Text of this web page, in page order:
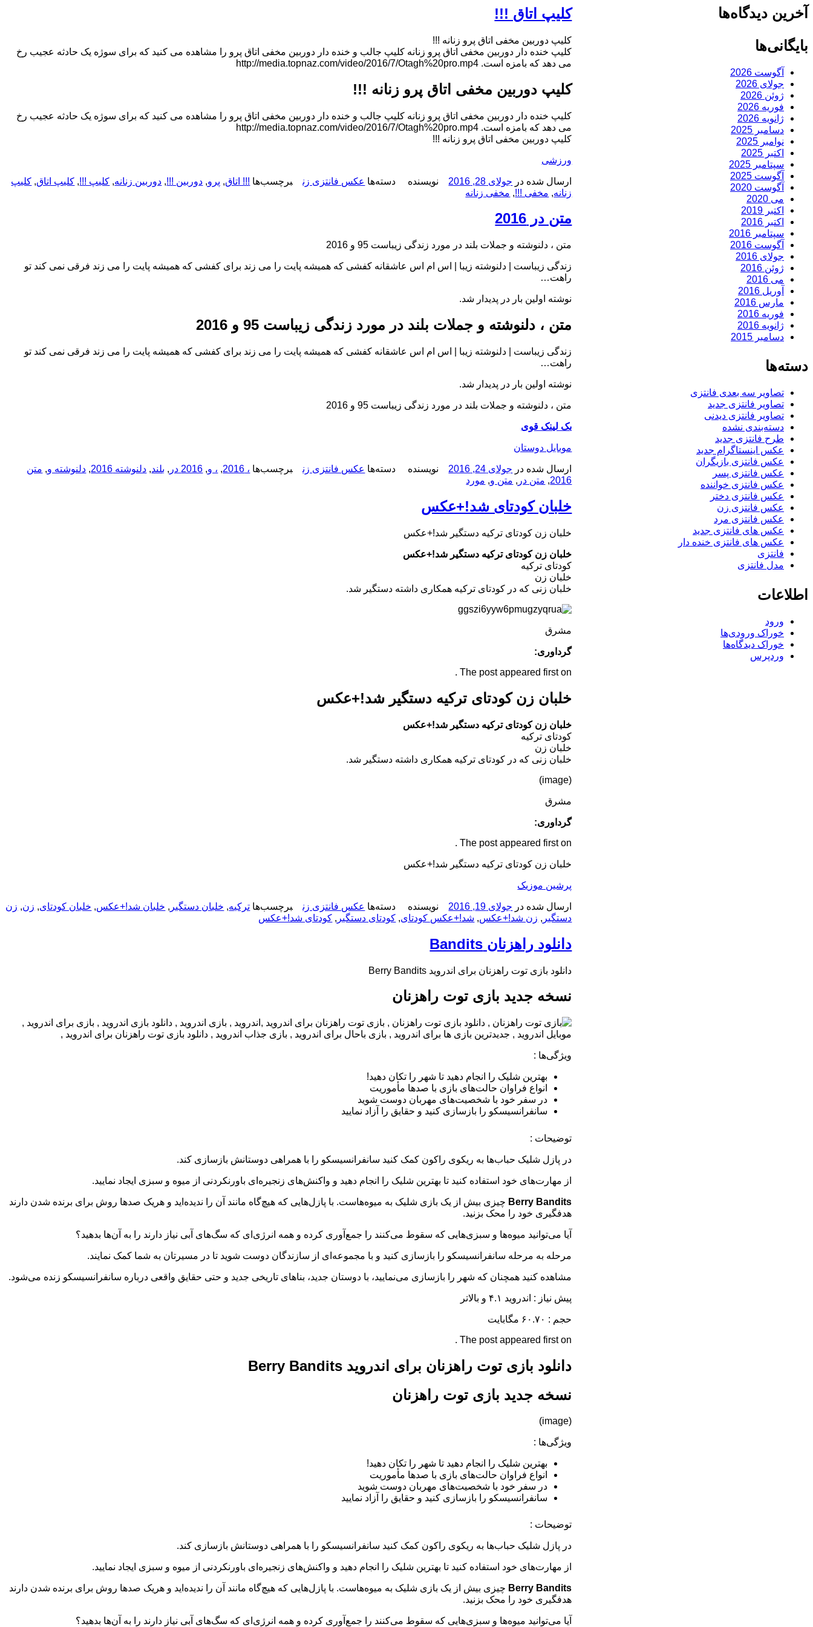
آخرین دیدگاه‌ها
بایگانی‌ها
آگوست 2026
جولای 2026
ژوئن 2026
فوریه 2026
ژانویه 2026
دسامبر 2025
نوامبر 2025
اکتبر 2025
سپتامبر 2025
آگوست 2025
آگوست 2020
می 2020
اکتبر 2019
اکتبر 2016
سپتامبر 2016
آگوست 2016
جولای 2016
ژوئن 2016
می 2016
آوریل 2016
مارس 2016
فوریه 2016
ژانویه 2016
دسامبر 2015
دسته‌ها
تصاویر سه بعدی فانتزی
تصاویر فانتزی جدید
تصاویر فانتزی دیدنی
دسته‌بندی نشده
طرح فانتزی جدید
عکس اینستاگرام جدید
عکس فانتزی بازیگران
عکس فانتزی پسر
عکس فانتزی خواننده
عکس فانتزی دختر
عکس فانتزی زن
عکس فانتزی مرد
عکس های فانتزی جدید
عکس های فانتزی خنده دار
فانتزی
مدل فانتزی
اطلاعات
ورود
خوراک ورودی‌ها
خوراک دیدگاه‌ها
وردپرس
کلیپ اتاق !!!
کلیپ دوربین مخفی اتاق پرو زنانه !!!
کلیپ خنده دار دوربین مخفی اتاق پرو زنانه کلیپ جالب و خنده دار دوربین مخفی اتاق پرو را مشاهده می کنید که برای سوژه یک حادثه عجیب رخ
می دهد که بامزه است. http://media.topnaz.com/video/2016/7/Otagh%20pro.mp4
کلیپ دوربین مخفی اتاق پرو زنانه !!!
کلیپ خنده دار دوربین مخفی اتاق پرو زنانه کلیپ جالب و خنده دار دوربین مخفی اتاق پرو را مشاهده می کنید که برای سوژه یک حادثه عجیب رخ
می دهد که بامزه است. http://media.topnaz.com/video/2016/7/Otagh%20pro.mp4
کلیپ دوربین مخفی اتاق پرو زنانه !!!
ورزشی
ارسال شده در جولای 28, 2016 نویسنده دسته‌ها عکس فانتزی زن برچسب‌ها !!! اتاق, پرو, دوربین !!!, دوربین زنانه, کلیپ !!!, کلیپ اتاق, کلیپ
زنانه, مخفی !!!, مخفی زنانه
متن در 2016
متن ، دلنوشته و جملات بلند در مورد زندگی زیباست 95 و 2016
زندگی زیباست | دلنوشته زیبا | اس ام اس عاشقانه کفشی که همیشه پایت را می زند برای کفشی که همیشه پایت را می زند فرقی نمی کند تو
راهت…
نوشته اولین بار در پدیدار شد.
متن ، دلنوشته و جملات بلند در مورد زندگی زیباست 95 و 2016
زندگی زیباست | دلنوشته زیبا | اس ام اس عاشقانه کفشی که همیشه پایت را می زند برای کفشی که همیشه پایت را می زند فرقی نمی کند تو
راهت…
نوشته اولین بار در پدیدار شد.
متن ، دلنوشته و جملات بلند در مورد زندگی زیباست 95 و 2016
بک لینک قوی
موبایل دوستان
ارسال شده در جولای 24, 2016 نویسنده دسته‌ها عکس فانتزی زن برچسب‌ها ، 2016 , ، و, 2016 در , بلند, دلنوشته 2016 , دلنوشته و, متن
2016
, متن در , متن و, مورد
خلبان کودتای شد!+عکس
خلبان زن کودتای ترکیه دستگیر شد!+عکس
خلبان زن کودتای ترکیه دستگیر شد!+عکس
کودتای ترکیه
خلبان زن
خلبان زنی که در کودتای ترکیه همکاری داشته دستگیر شد.
مشرق
گرداوری:
The post appeared first on .
خلبان زن کودتای ترکیه دستگیر شد!+عکس
خلبان زن کودتای ترکیه دستگیر شد!+عکس
کودتای ترکیه
خلبان زن
خلبان زنی که در کودتای ترکیه همکاری داشته دستگیر شد.
(image)
مشرق
گرداوری:
The post appeared first on .
خلبان زن کودتای ترکیه دستگیر شد!+عکس
پرشین موزیک
ارسال شده در جولای 19, 2016 نویسنده دسته‌ها عکس فانتزی زن برچسب‌ها ترکیه, خلبان دستگیر , خلبان شد!+عکس, خلبان کودتای, زن, زن
دستگیر , زن شد!+عکس, شد!+عکس کودتای, کودتای دستگیر , کودتای شد!+عکس
دانلود راهزنان Bandits
دانلود بازی توت راهزنان برای اندروید Berry Bandits
نسخه جدید بازی توت راهزنان
ویژگی‌ها :
بهترین شلیک را انجام دهید تا شهر را تکان دهید!
انواع فراوان حالت‌های بازی با صدها مأموریت
در سفر خود با شخصیت‌های مهربان دوست شوید
سانفرانسیسکو را بازسازی کنید و حقایق را آزاد نمایید
توضیحات :
در پازل شلیک حباب‌ها به ریکوی راکون کمک کنید سانفرانسیسکو را با همراهی دوستانش بازسازی کند.
از مهارت‌های خود استفاده کنید تا بهترین شلیک را انجام دهید و واکنش‌های زنجیره‌ای باورنکردنی از میوه و سبزی ایجاد نمایید.
Berry Bandits چیزی بیش از یک بازی شلیک به میوه‌هاست. با پازل‌هایی که هیچ‌گاه مانند آن را ندیده‌اید و هریک صدها روش برای برنده شدن دارند
هدفگیری خود را محک بزنید.
آیا می‌توانید میوه‌ها و سبزی‌هایی که سقوط می‌کنند را جمع‌آوری کرده و همه انرژی‌ای که سگ‌های آبی نیاز دارند را به آن‌ها بدهید؟
مرحله به مرحله سانفرانسیسکو را بازسازی کنید و با مجموعه‌ای از سازندگان دوست شوید تا در مسیرتان به شما کمک نمایند.
مشاهده کنید همچنان که شهر را بازسازی می‌نمایید، با دوستان جدید، بناهای تاریخی جدید و حتی حقایق واقعی درباره سانفرانسیسکو زنده می‌شود.
پیش نیاز : اندروید ۴.۱ و بالاتر
حجم : ۶۰.۷۰ مگابایت
The post appeared first on .
دانلود بازی توت راهزنان برای اندروید Berry Bandits
نسخه جدید بازی توت راهزنان
(image)
ویژگی‌ها :
بهترین شلیک را انجام دهید تا شهر را تکان دهید!
انواع فراوان حالت‌های بازی با صدها مأموریت
در سفر خود با شخصیت‌های مهربان دوست شوید
سانفرانسیسکو را بازسازی کنید و حقایق را آزاد نمایید
توضیحات :
در پازل شلیک حباب‌ها به ریکوی راکون کمک کنید سانفرانسیسکو را با همراهی دوستانش بازسازی کند.
از مهارت‌های خود استفاده کنید تا بهترین شلیک را انجام دهید و واکنش‌های زنجیره‌ای باورنکردنی از میوه و سبزی ایجاد نمایید.
Berry Bandits چیزی بیش از یک بازی شلیک به میوه‌هاست. با پازل‌هایی که هیچ‌گاه مانند آن را ندیده‌اید و هریک صدها روش برای برنده شدن دارند
هدفگیری خود را محک بزنید.
آیا می‌توانید میوه‌ها و سبزی‌هایی که سقوط می‌کنند را جمع‌آوری کرده و همه انرژی‌ای که سگ‌های آبی نیاز دارند را به آن‌ها بدهید؟